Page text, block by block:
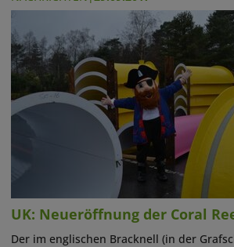
UK: Neueröffnung der Coral
Der im englischen Bracknell (in der